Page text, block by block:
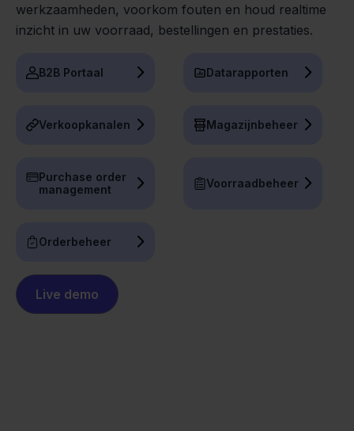
werkzaamheden, voorkom fouten en houd realtime
inzicht in uw voorraad, bestellingen en prestaties.
B2B Portaal Datarapporten
Verkoopkanalen Magazijnbeheer
Purchase order
management
Voorraadbeheer
Orderbeheer
Live demo